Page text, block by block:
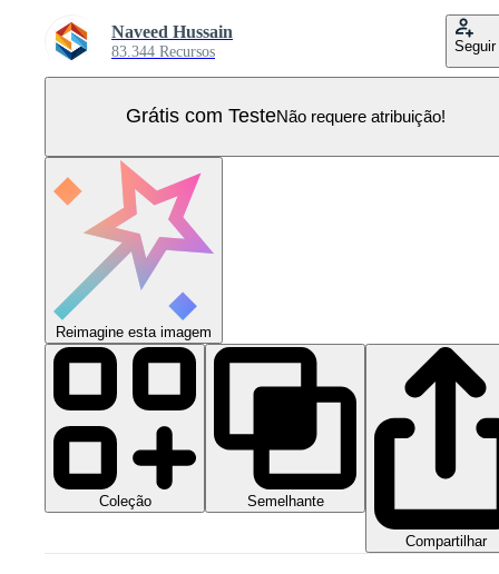
Naveed Hussain
83.344 Recursos Seguir
Grátis com TesteNão requere atribuição!
Reimagine esta imagem
Coleção Semelhante
Compartilhar